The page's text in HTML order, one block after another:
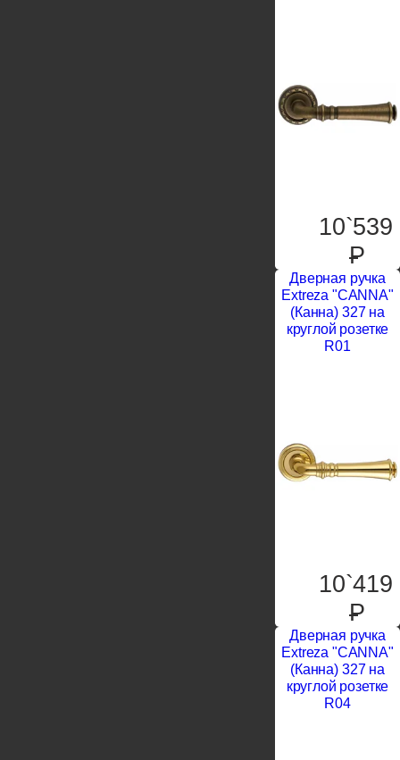
10`539
P
Дверная ручка
Extreza "CANNA"
(Канна) 327 на
круглой розетке
R01
10`419
P
Дверная ручка
Extreza "CANNA"
(Канна) 327 на
круглой розетке
R04